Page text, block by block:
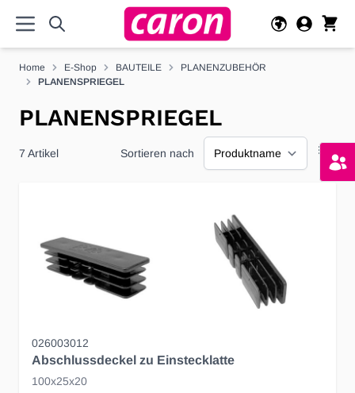
Home E-Shop BAUTEILE
PLANENZUBEHÖR
PLANENSPRIEGEL
PLANENSPRIEGEL
7 Artikel Sortieren nach
026003012
Abschlussdeckel zu Einstecklatte
100x25x20